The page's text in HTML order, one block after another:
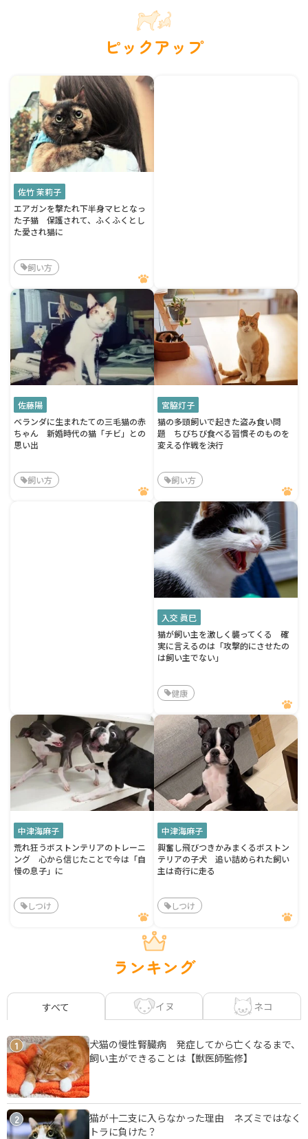
ピックアップ
佐竹 茉莉子
エアガンを撃たれ下半身マヒとなっ
た子猫 保護されて、ふくふくとし
た愛され猫に
飼い方
佐藤陽
ベランダに生まれたての三毛猫の赤
ちゃん 新婚時代の猫「チビ」との
思い出
飼い方
宮脇灯子
猫の多頭飼いで起きた盗み食い問
題 ちびちび食べる習慣そのものを
変える作戦を決行
飼い方
入交 眞巳
猫が飼い主を激しく襲ってくる 確
実に言えるのは「攻撃的にさせたの
は飼い主でない」
健康
中津海麻子
荒れ狂うボストンテリアのトレーニ
ング 心から信じたことで今は「自
慢の息子」に
しつけ
中津海麻子
興奮し飛びつきかみまくるボストン
テリアの子犬 追い詰められた飼い
主は奇行に走る
しつけ
ランキング
すべて イヌ ネコ
1
犬猫の慢性腎臓病 発症してから亡くなるまで、
飼い主ができることは【獣医師監修】
2
猫が十二支に入らなかった理由 ネズミではなく
トラに負けた？